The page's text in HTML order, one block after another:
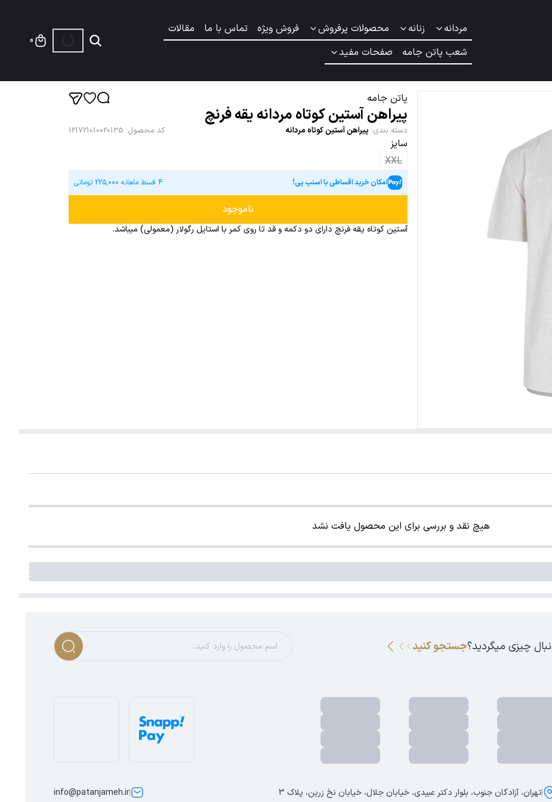
مردانه زنانه محصولات پرفروش فروش ویژه تماس با ما
مقالات
شعب پاتن جامه
صفحات مفید
0
پاتن جامه
پیراهن آستین کوتاه مردانه یقه فرنچ
دسته بندی: پیراهن آستین کوتاه مردانه کد محصول:
121721010020135
سایز
XXL
امکان خرید اقساطی با اسنپ پی! 4 قسط ماهانه 225,000 تومانی
ناموجود
آستین کوتاه یقه فرنچ دارای دو دکمه و قد تا روی کمر با استایل رگولار (معمولی) میباشد.
هیچ نقد و بررسی برای این محصول یافت نشد
چیزی میگردید؟جستجو کنید
تهران، آزادگان جنوب، بلوار دکتر عبیدی، خیابان جلال، خیابان نخ زرین، پلاک 3 info@patanjameh.ir